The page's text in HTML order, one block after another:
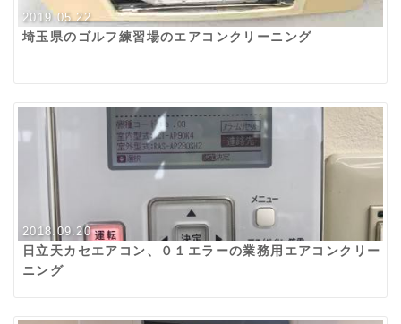
2019.05.22
埼玉県のゴルフ練習場のエアコンクリーニング
2018.09.20
日立天カセエアコン、０１エラーの業務用エアコンクリー
ニング